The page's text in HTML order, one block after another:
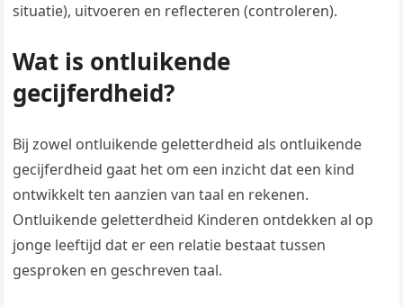
situatie), uitvoeren en reflecteren (controleren).
Wat is ontluikende
gecijferdheid?
Bij zowel ontluikende geletterdheid als ontluikende
gecijferdheid gaat het om een inzicht dat een kind
ontwikkelt ten aanzien van taal en rekenen.
Ontluikende geletterdheid Kinderen ontdekken al op
jonge leeftijd dat er een relatie bestaat tussen
gesproken en geschreven taal.